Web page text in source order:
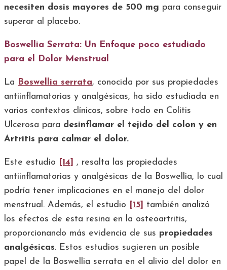
necesiten dosis mayores de 500 mg para conseguir
superar al placebo.
Boswellia Serrata: Un Enfoque poco estudiado
para el Dolor Menstrual
La Boswellia serrata, conocida por sus propiedades
antiinflamatorias y analgésicas, ha sido estudiada en
varios contextos clínicos, sobre todo en Colitis
Ulcerosa para desinflamar el tejido del colon y en
Artritis para calmar el dolor.
Este estudio [14] , resalta las propiedades
antiinflamatorias y analgésicas de la Boswellia, lo cual
podría tener implicaciones en el manejo del dolor
menstrual. Además, el estudio [15] también analizó
los efectos de esta resina en la osteoartritis,
proporcionando más evidencia de sus propiedades
analgésicas. Estos estudios sugieren un posible
papel de la Boswellia serrata en el alivio del dolor en